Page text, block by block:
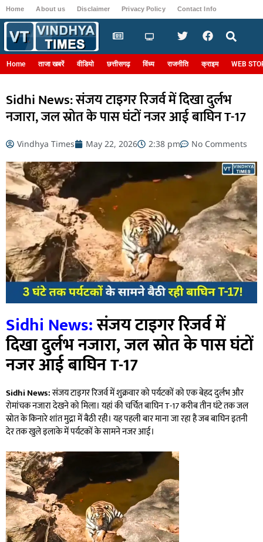
Home About us Disclaimer Privacy Policy Contact Info
Home ताजा खबरें वीडियो छत्तीसगढ़ विंध्य राजनीति क्राइम WEB
Sidhi News: संजय टाइगर रिजर्व में दिखा दुर्लभ
नजारा, जल स्रोत के पास घंटों नजर आई बाघिन T-17
Vindhya Times May 22, 2026 2:38 pm No Comments
Sidhi News:संजय टाइगर रिजर्व में
दिखा दुर्लभ नजारा, जल स्रोत के पास घंटों
नजर आई बाघिन T-17
Sidhi News:संजय टाइगर रिजर्व में शुक्रवार को पर्यटकों को एक बेहद दुर्लभ और
रोमांचक नजारा देखने को मिला। यहां की चर्चित बाघिन T-17 करीब तीन घंटे तक जल
स्रोत के किनारे शांत मुद्रा में बैठी रही। यह पहली बार माना जा रहा है जब बाघिन इतनी
देर तक खुले इलाके में पर्यटकों के सामने नजर आई।